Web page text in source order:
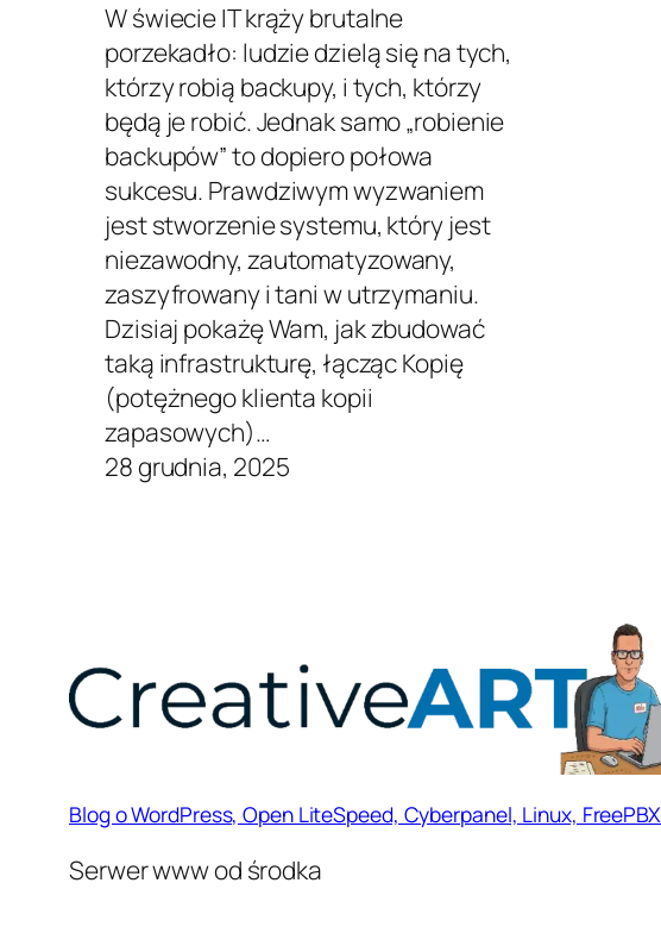
W świecie IT krąży brutalne
porzekadło: ludzie dzielą się na tych,
którzy robią backupy, i tych, którzy
będą je robić. Jednak samo „robienie
backupów” to dopiero połowa
sukcesu. Prawdziwym wyzwaniem
jest stworzenie systemu, który jest
niezawodny, zautomatyzowany,
zaszyfrowany i tani w utrzymaniu.
Dzisiaj pokażę Wam, jak zbudować
taką infrastrukturę, łącząc Kopię
(potężnego klienta kopii
zapasowych)…
28 grudnia, 2025
Blog o WordPress, Open LiteSpeed, Cyberpanel, Linux, FreePBX
Serwer www od środka